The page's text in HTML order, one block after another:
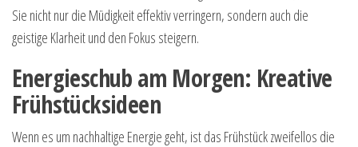
Sie nicht nur die Müdigkeit effektiv verringern, sondern auch die
geistige Klarheit und den Fokus steigern.
Energieschub am Morgen: Kreative
Frühstücksideen
Wenn es um nachhaltige Energie geht, ist das Frühstück zweifellos die